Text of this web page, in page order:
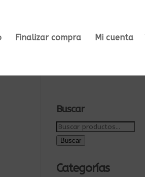
Finalizar compra Mi cuenta
Buscar
Buscar
por:
Buscar
Categorías